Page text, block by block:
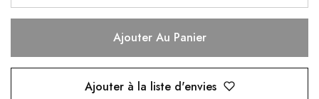
Ajouter Au Panier
Ajouter à la liste d'envies